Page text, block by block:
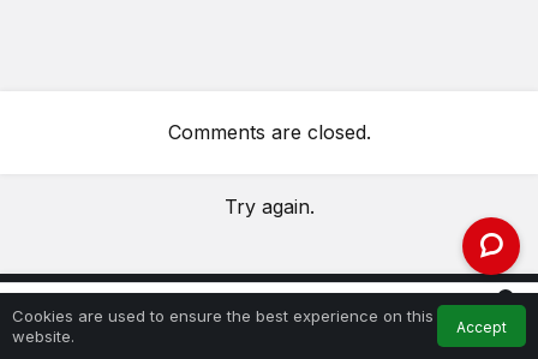
Comments are closed.
Try again.
Cookies are used to ensure the best experience on this
website.
Accept
ABOUT US
Home Notifications